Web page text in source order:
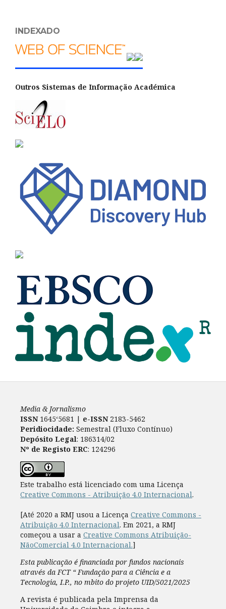
INDEXADO
Outros Sistemas de Informação Académica
Media & Jornalismo
ISSN 1645‘5681 | e-ISSN2183-5462
Peridiocidade: Semestral (Fluxo Contínuo)
Depósito Legal: 186314/02
Nº de Registo ERC: 124296
Este trabalho está licenciado com uma Licença
Creative Commons - Atribuição 4.0 Internacional.
[Até 2020 a RMJ usou a Licença Creative Commons -
Atribuição 4.0 Internacional. Em 2021, a RMJ
começou a usar a Creative Commons Atribuição-
NãoComercial 4.0 Internacional.]
Esta publicação é financiada por fundos nacionais
através da FCT “ Fundação para a Ciência e a
Tecnologia, I.P., no mbito do projeto UID/5021/2025
A revista é publicada pela Imprensa da